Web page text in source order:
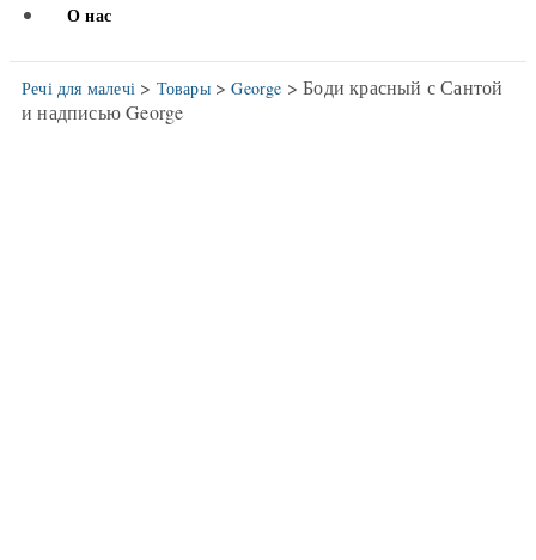
О нас
Речі для малечі > Товары>George > Боди красный с Сантой
и надписью George